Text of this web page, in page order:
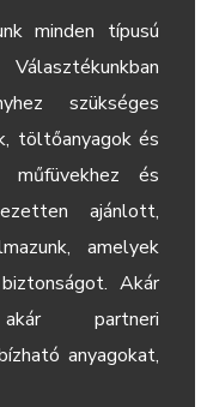
minden típusú
szükséges
töltőanyagok és
és
ajánlott,
amelyek
Akár
partneri
anyagokat,